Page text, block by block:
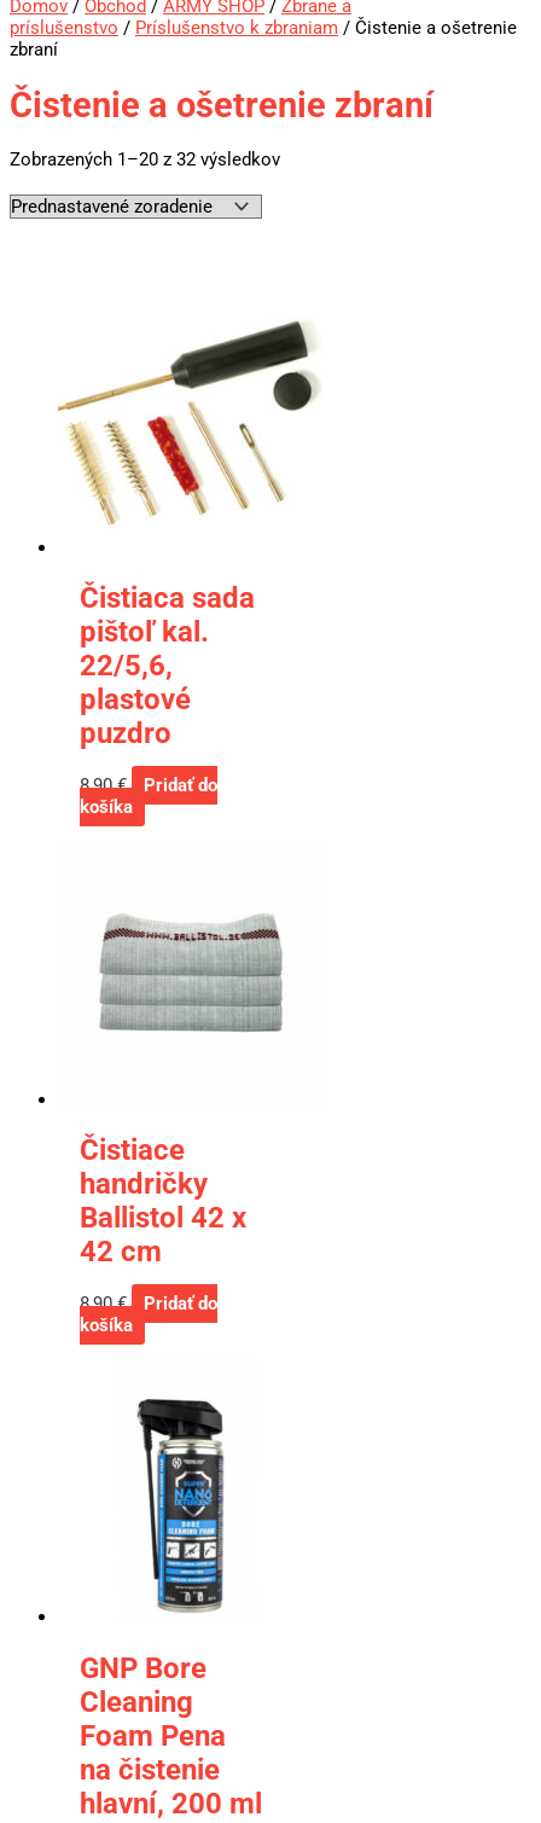
Domov / Obchod / ARMY SHOP / Zbrane a
príslušenstvo / Príslušenstvo k zbraniam / Čistenie a ošetrenie
zbraní
Čistenie a ošetrenie zbraní
Zobrazených 1–20 z 32 výsledkov
Čistiaca sada
pištoľ kal.
22/5,6,
plastové
puzdro
8,90€
Pridať do
košíka
Čistiace
handričky
Ballistol 42 x
42 cm
8,90€
Pridať do
košíka
GNP Bore
Cleaning
Foam Pena
na čistenie
hlavní, 200 ml